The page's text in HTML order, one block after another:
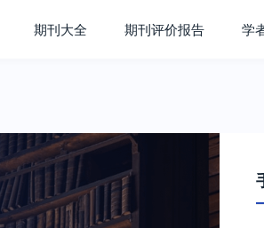
期刊大全 期刊评价报告 学